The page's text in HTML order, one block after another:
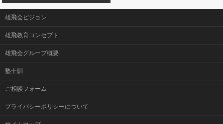
雄飛会ビジョン
雄飛教育コンセプト
雄飛会グループ概要
塾十訓
ご相談フォーム
プライバシーポリシーについて